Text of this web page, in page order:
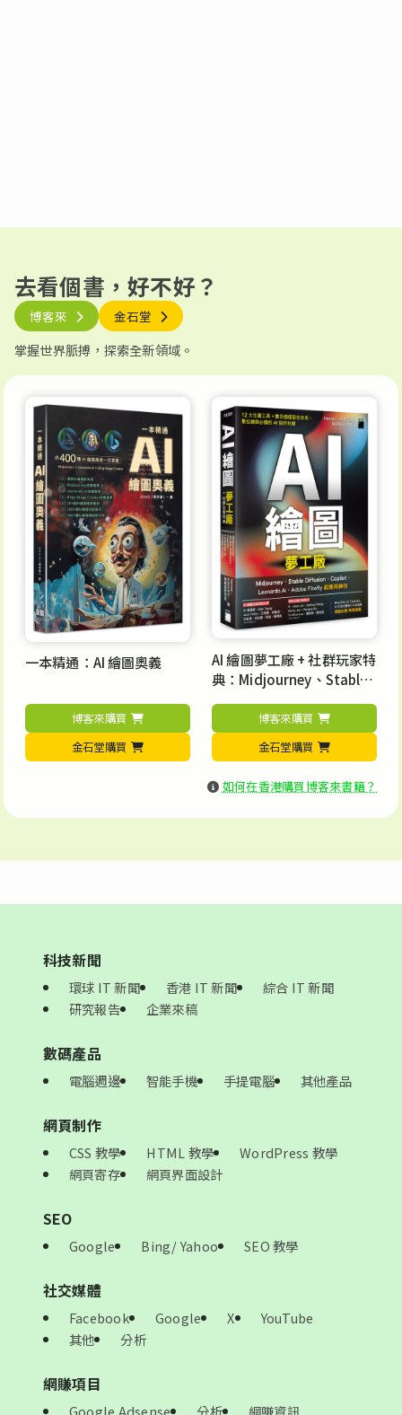
去看個書，好不好？
博客來 金石堂
掌握世界脈搏，探索全新領域。
一本精通：AI 繪圖奧義
博客來購買
金石堂購買
AI 繪圖夢工廠 + 社群玩家特
典：Midjourney、Stable
nardo.Ai、Adobe Firefly
超應用神技
博客來購買
金石堂購買
如何在香港購買博客來書籍？
科技新聞
環球 IT 新聞 香港 IT 新聞
綜合 IT 新聞
研究報告
企業來稿
數碼產品
電腦週邊 智能手機 手提電腦 其他產品
網頁制作
CSS 教學 HTML 教學
WordPress 教學
網頁寄存
網頁界面設計
SEO
Google Bing/ Yahoo SEO 教學
社交媒體
Facebook Google X
YouTube
其他
分析
網賺項目
Google Adsense 分析 網賺資訊